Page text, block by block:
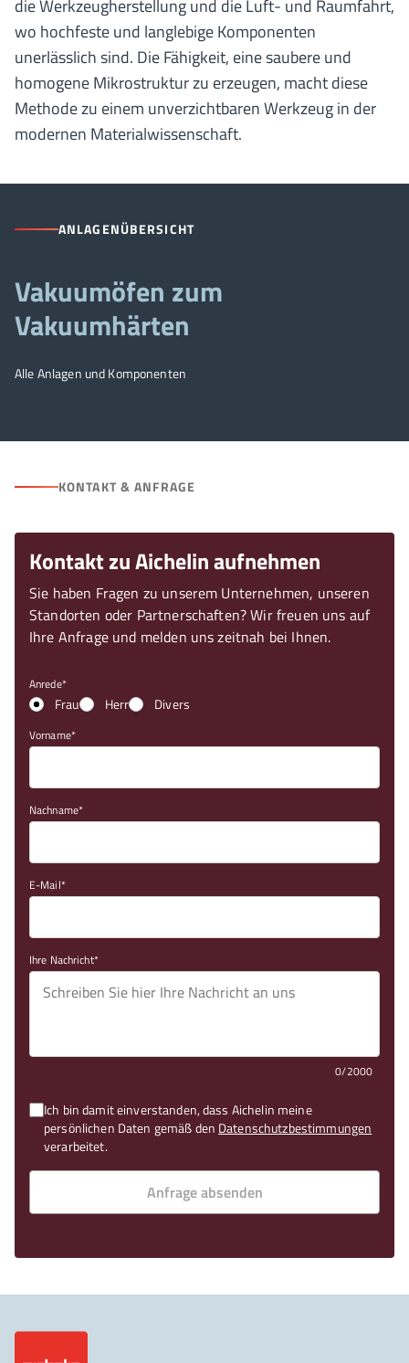
die Werkzeugherstellung und die Luft- und Raumfahrt,
wo hochfeste und langlebige Komponenten
unerlässlich sind. Die Fähigkeit, eine saubere und
homogene Mikrostruktur zu erzeugen, macht diese
Methode zu einem unverzichtbaren Werkzeug in der
modernen Materialwissenschaft.
ANLAGENÜBERSICHT
Vakuumöfen zum
Vakuumhärten
Alle Anlagen und Komponenten
KONTAKT & ANFRAGE
Kontakt zu Aichelin aufnehmen
Sie haben Fragen zu unserem Unternehmen, unseren
Standorten oder Partnerschaften? Wir freuen uns auf
Ihre Anfrage und melden uns zeitnah bei Ihnen.
Anrede
Frau Herr Divers
Vorname
Nachname
E-Mail
Ihre Nachricht
0/2000
Ich bin damit einverstanden, dass Aichelin meine
persönlichen Daten gemäß den Datenschutzbestimmungen
verarbeitet.
Anfrage absenden